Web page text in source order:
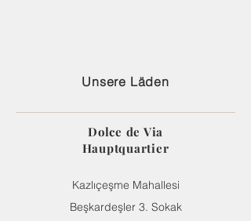
Unsere Läden
Dolce de Via
Hauptquartier
Kazlıçeşme Mahallesi
Beşkardeşler 3. Sokak